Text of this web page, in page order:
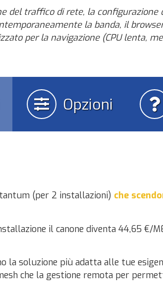
del traffico di rete, la
la banda, il
per la navigazione (CPU lenta,
Opzioni
(per 2 installazioni) che
il canone diventa 44,65 €/
la soluzione più adatta alle tue
che la gestione remota per